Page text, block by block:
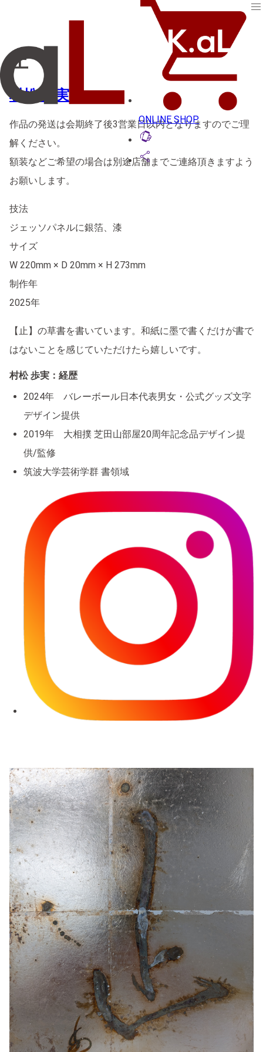
ONLINE SHOP
lift_to_talk
share
menu
止
村松 歩実
作品の発送は会期終了後3営業日以内となりますのでご理
解ください。
額装などご希望の場合は別途店舗までご連絡頂きますよう
お願いします。
技法
ジェッソパネルに銀箔、漆
サイズ
W 220mm × D 20mm × H 273mm
制作年
2025年
【止】の草書を書いています。和紙に墨で書くだけが書で
はないことを感じていただけたら嬉しいです。
村松 歩実：経歴
2024年 バレーボール日本代表男女・公式グッズ文字
デザイン提供
2019年 大相撲 芝田山部屋20周年記念品デザイン提
供/監修
筑波大学芸術学群 書領域